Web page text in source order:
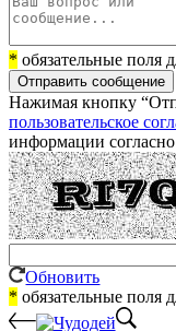
* обязательные поля
Отправить сообщение
Нажимая кнопку
пользовательское
информации
Обновить
* обязательные поля